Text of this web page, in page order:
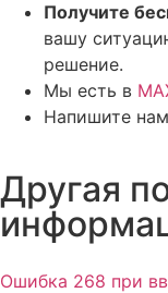
Получите
вашу
решение.
Мы есть в
Напишите
Другая
Ошибка 268 при